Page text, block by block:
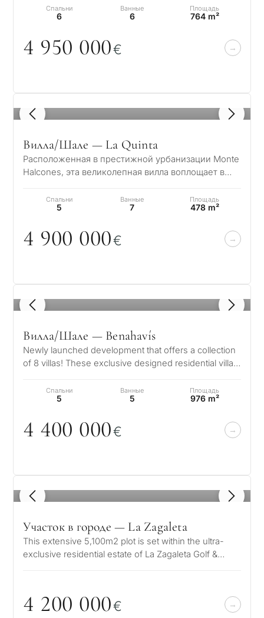
Спальни
6
Ванные
6
Площадь
764 m²
4 950 000€
1 / 8
Вилла/Шале — La Quinta
Расположенная в престижной урбанизации Monte
Halcones, эта великолепная вилла воплощает в
Спальни
5
Ванные
7
Площадь
478 m²
4 900 000€
1 / 8
Вилла/Шале — Benahavís
Newly launched development that offers a collection
of 8 villas! These exclusive designed residential villas
Спальни
5
Ванные
5
Площадь
976 m²
4 400 000€
1 / 4
Участок в городе — La Zagaleta
This extensive 5,100m2 plot is set within the ultra-
exclusive residential estate of La Zagaleta Golf &
4 200 000€